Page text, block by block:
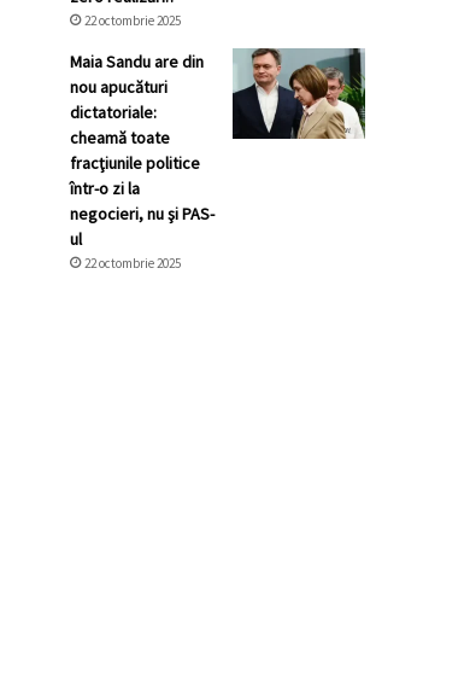
22 octombrie 2025
Maia Sandu are din
nou apucături
dictatoriale:
cheamă toate
fracţiunile politice
într-o zi la
negocieri, nu şi PAS-
ul
22 octombrie 2025